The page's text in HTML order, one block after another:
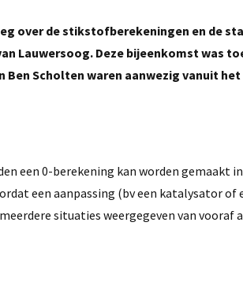
over de stikstofberekeningen en de
Lauwersoog. Deze bijeenkomst was
Ben Scholten waren aanwezig vanuit
een 0-berekening kan worden gemaakt in
een aanpassing (bv een katalysator of
situaties weergegeven van vooraf